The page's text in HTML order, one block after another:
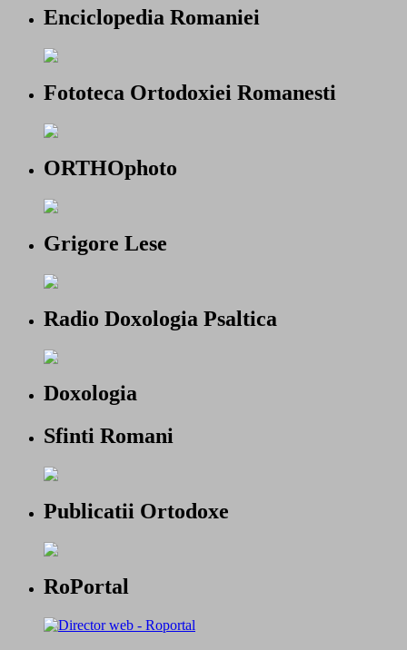
Enciclopedia Romaniei
Fototeca Ortodoxiei Romanesti
ORTHOphoto
Grigore Lese
Radio Doxologia Psaltica
Doxologia
Sfinti Romani
Publicatii Ortodoxe
RoPortal